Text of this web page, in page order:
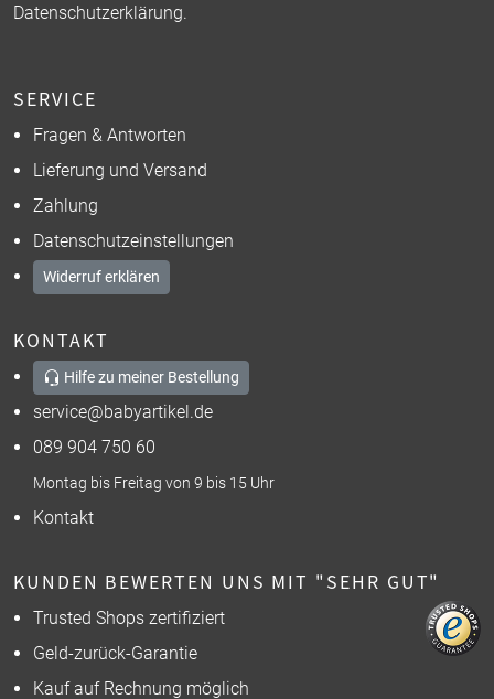
Datenschutzerklärung.
SERVICE
Fragen & Antworten
Lieferung und Versand
Zahlung
Datenschutzeinstellungen
Widerruf erklären
KONTAKT
Hilfe zu meiner Bestellung
service@babyartikel.de
089 904 750 60
Montag bis Freitag von 9 bis 15 Uhr
Kontakt
KUNDEN BEWERTEN UNS MIT "SEHR GUT"
Trusted Shops zertifiziert
Geld-zurück-Garantie
Kauf auf Rechnung möglich